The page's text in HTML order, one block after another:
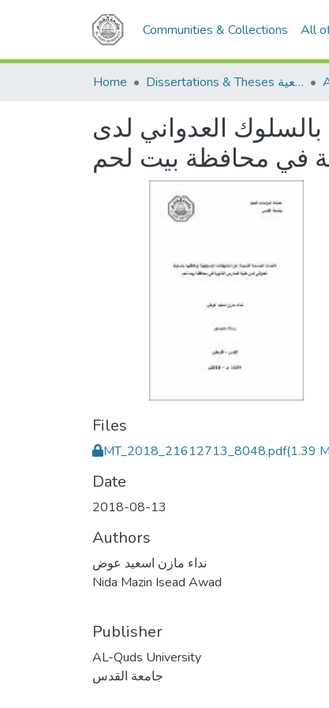
Communities & Collections All
Home Dissertations & Theses الرسائل الجامعية
بالسلوك العدواني لدى
في محافظة بيت لحم
Files
MT_2018_21612713_8048.pdf(1.39
Date
2018-08-13
Authors
نداء مازن اسعيد عوض
Nida Mazin Isead Awad
Publisher
AL-Quds University
جامعة القدس